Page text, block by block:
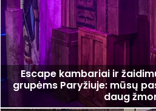
Escape kambariai ir
grupėms Paryžiuje: mūsų
daug